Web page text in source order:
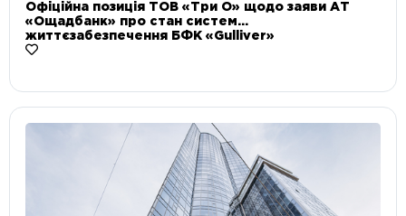
Офіційна позиція ТОВ «Три О» щодо заяви АТ
«Ощадбанк» про стан систем
життєзабезпечення БФК «Gulliver»